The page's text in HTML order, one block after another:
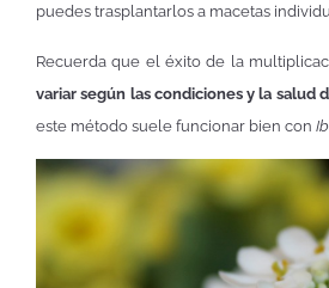
puedes trasplantarlos a macetas
Recuerda que el éxito de la
variar según las condiciones y la salud
este método suele funcionar bien con